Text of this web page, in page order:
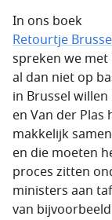
In ons boek
Retourtje
spreken we
al dan niet op
in Brussel
en Van der Plas
makkelijk
en die moeten
proces zitten
ministers aan
van